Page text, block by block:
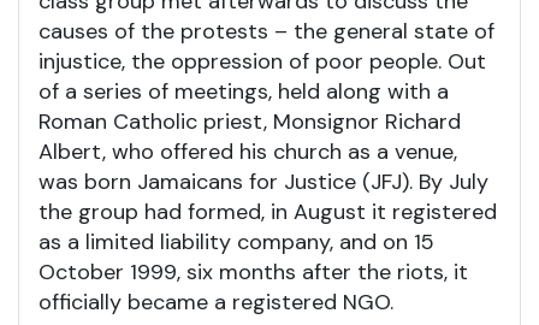
causes of the protests – the general state of
injustice, the oppression of poor people. Out
of a series of meetings, held along with a
Roman Catholic priest, Monsignor Richard
Albert, who offered his church as a venue,
was born Jamaicans for Justice (JFJ). By July
the group had formed, in August it registered
as a limited liability company, and on 15
October 1999, six months after the riots, it
officially became a registered NGO.